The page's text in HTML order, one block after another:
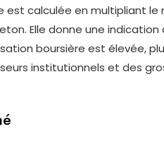
est calculée en multipliant
Elle donne une
boursière est élevée,
institutionnels et des